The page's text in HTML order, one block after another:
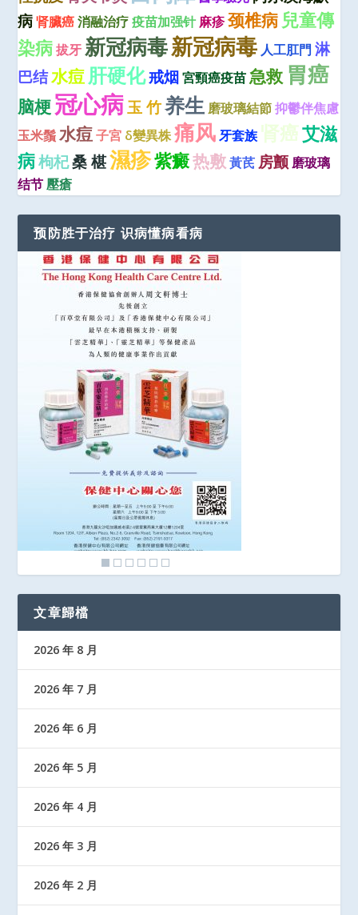
病 肾臟癌 消融治疗 疫苗加强针 麻疹颈椎病 兒童傳
染病 拔牙 新冠病毒新冠病毒 人工肛門 淋
巴结水痘肝硬化戒烟 宮頸癌疫苗 急救 胃癌
脑梗冠心病玉 竹养生 磨玻璃結節 抑鬱伴焦慮
玉米鬚 水痘 子宮 δ變異株痛风 牙套族 肾癌艾滋
病枸杞桑 椹濕疹紫癜热敷 黃芪 房颤 磨玻璃
结节 壓瘡
预防胜于治疗 识病懂病看病
文章歸檔
2026 年 8 月
2026 年 7 月
2026 年 6 月
2026 年 5 月
2026 年 4 月
2026 年 3 月
2026 年 2 月